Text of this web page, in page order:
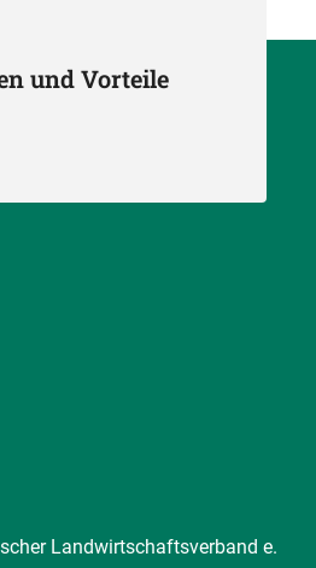
und Vorteile
Landwirtschaftsverband e.